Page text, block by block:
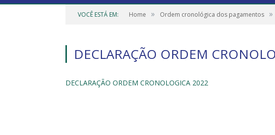
VOCÊ ESTÁ EM: Home » Ordem cronológica dos pagamentos »
DECLARAÇÃO ORDEM
DECLARAÇÃO ORDEM CRONOLOGICA 2022